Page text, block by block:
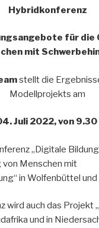
Hybridkonferenz
für die
mit
stellt die
Modellprojekts am
Juli 2022, von
„Digitale
von Menschen mit
in Wolfenbüttel und
wird auch das Projekt
und in